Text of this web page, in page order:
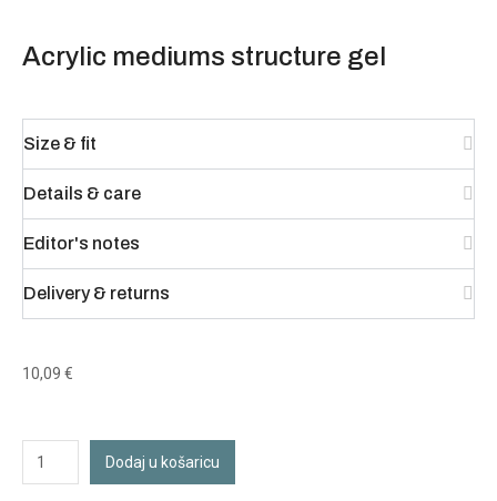
Acrylic mediums structure gel
Size & fit
Details & care
Editor's notes
Delivery & returns
10,09 €
Dodaj u košaricu